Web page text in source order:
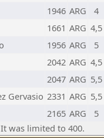
1946 ARG
4
1661 ARG 4,5
1956 ARG
5
2042 ARG 4,5
2047 ARG 5,5
Gervasio 2331 ARG 5,5
2165 ARG
5
was limited to 400.